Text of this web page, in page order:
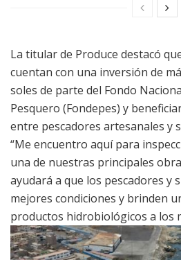
La titular de Produce destacó
cuentan con una inversión de
soles de parte del Fondo
Pesquero (Fondepes) y
entre pescadores artesanales y
“Me encuentro aquí para
una de nuestras principales
ayudará a que los pescadores y
mejores condiciones y brinden
productos hidrobiológicos a los